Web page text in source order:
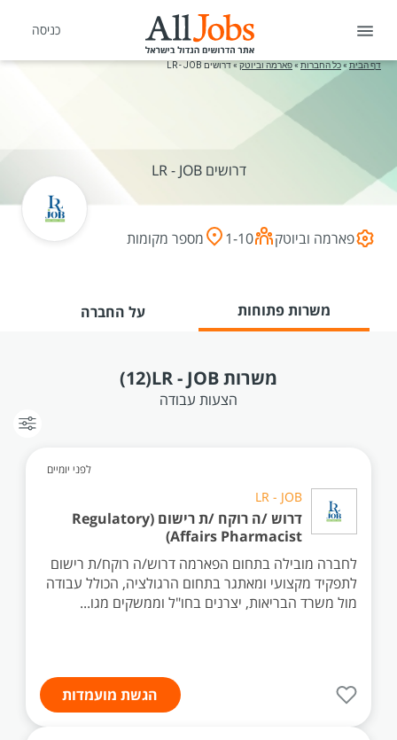
כניסה
דף הבית »כל החברות »פארמה וביוטק »דרושים LR - JOB
דרושים LR - JOB
פארמה וביוטק 1-10 מספר מקומות
משרות פתוחות על החברה
משרות LR - JOB (12)
הצעות עבודה
לפני יומיים
LR - JOB
דרוש /ה רוקח /ת רישום (Regulatory
Affairs Pharmacist)
לחברה מובילה בתחום הפארמה דרוש/ה רוקח/ת רישום
לתפקיד מקצועי ומאתגר בתחום הרגולציה, הכולל עבודה
מול משרד הבריאות, יצרנים בחו"ל וממשקים מגו...
הגשת מועמדות